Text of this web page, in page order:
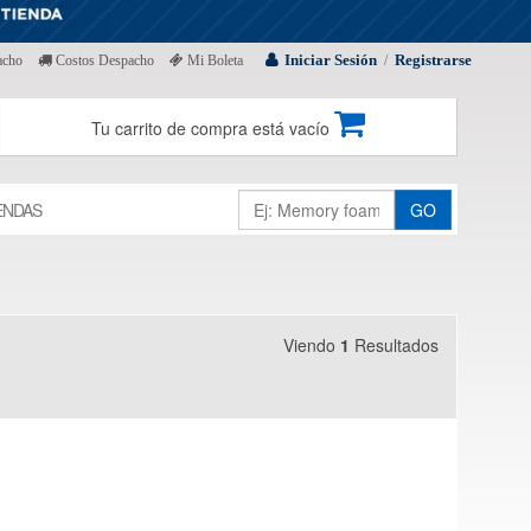
Iniciar Sesión / Registrarse
Costos Despacho Mi Boleta
Tu carrito de compra está vacío
GO
Viendo 1 Resultados